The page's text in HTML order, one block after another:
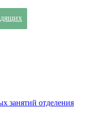
занятий отделения